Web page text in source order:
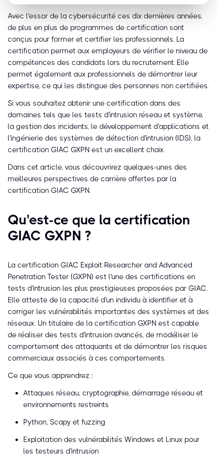
Avec l'essor de la cybersécurité ces dix dernières années,
de plus en plus de programmes de certification sont
conçus pour former et certifier les professionnels. La
certification permet aux employeurs de vérifier le niveau de
compétences des candidats lors du recrutement. Elle
permet également aux professionnels de démontrer leur
expertise, ce qui les distingue des personnes non certifiées.
Si vous souhaitez obtenir une certification dans des
domaines tels que les tests d'intrusion réseau et système,
la gestion des incidents, le développement d'applications et
l'ingénierie des systèmes de détection d'intrusion (IDS), la
certification GIAC GXPN est un excellent choix.
Dans cet article, vous découvrirez quelques-unes des
meilleures perspectives de carrière offertes par la
certification GIAC GXPN.
Qu'est-ce que la certification
GIAC GXPN ?
La certification GIAC Exploit Researcher and Advanced
Penetration Tester (GXPN) est l'une des certifications en
tests d'intrusion les plus prestigieuses proposées par GIAC.
Elle atteste de la capacité d'un individu à identifier et à
corriger les vulnérabilités importantes des systèmes et des
réseaux. Un titulaire de la certification GXPN est capable
de réaliser des tests d'intrusion avancés, de modéliser le
comportement des attaquants et de démontrer les risques
commerciaux associés à ces comportements.
Ce que vous apprendrez :
Attaques réseau, cryptographie, démarrage réseau et
environnements restreints
Python, Scapy et fuzzing
Exploitation des vulnérabilités Windows et Linux pour
les testeurs d'intrusion